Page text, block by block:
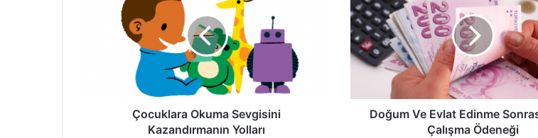
Sevgisini
Kazandırmanın
Çocuklara Okuma Sevgisini
Kazandırmanın Yolları
Evlat
Edinme
Sonrası
Yarım
Çalışma
Doğum Ve Evlat Edinme
Çalışma Ödeneği